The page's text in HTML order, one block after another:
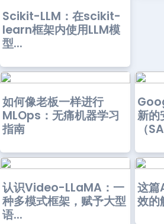
Scikit-LLM：在scikit-
learn框架内使用LLM模
型...
如何像老板一样进行
MLOps：无痛机器学习
指南
新的
（
认识Video-LLaMA：一
种多模式框架，赋予大型
语...
这篇
效的